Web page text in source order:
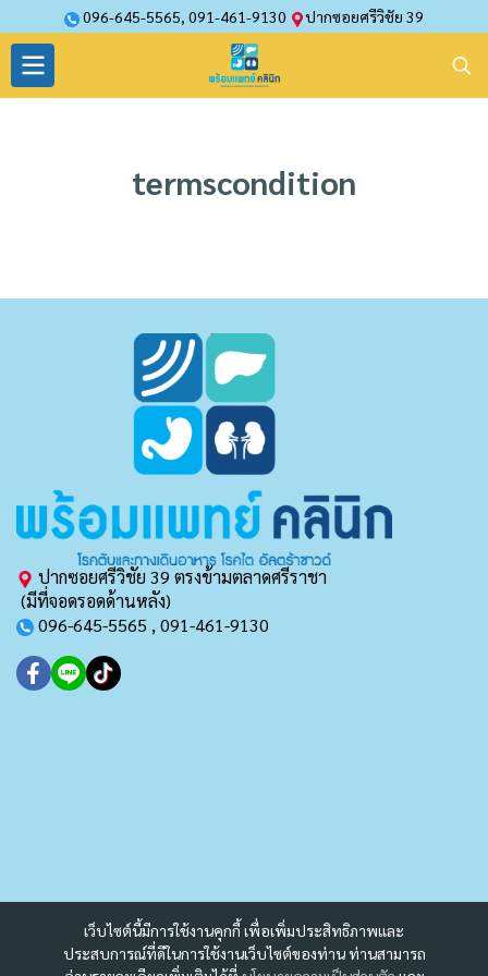
096-645-5565, 091-461-9130 ปากซอยศรีวิชัย 39
termscondition
เว็บไซต์นี้มีการใช้งานคุกกี้ เพื่อเพิ่มประสิทธิภาพและ
ประสบการณ์ที่ดีในการใช้งานเว็บไซต์ของท่าน ท่านสามารถ
ปากซอยศรีวิชัย 39 ตรงข้ามตลาดศรีราชา
(มีที่จอดรอดด้านหลัง)
096-645-5565 , 091-461-9130